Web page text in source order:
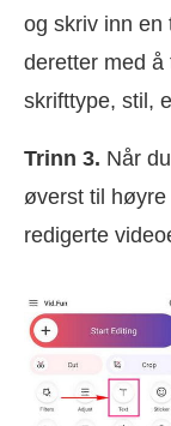
og skriv inn en
deretter med å
skrifttype, stil,
Trinn 3. Når
øverst til
redigerte